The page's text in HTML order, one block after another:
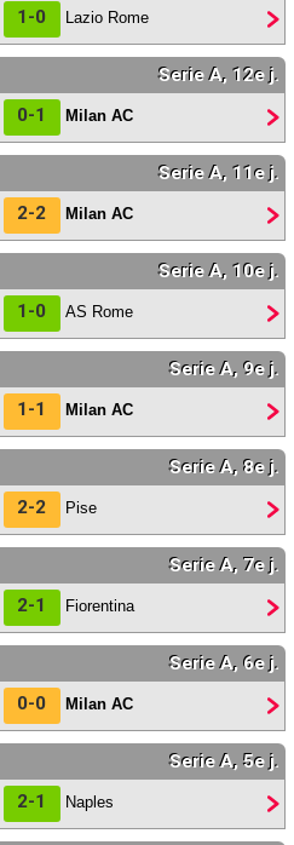
1-0 Lazio Rome
Serie A, 12e j.
0-1 Milan AC
Serie A, 11e j.
2-2 Milan AC
Serie A, 10e j.
1-0 AS Rome
Serie A, 9e j.
1-1 Milan AC
Serie A, 8e j.
2-2 Pise
Serie A, 7e j.
2-1 Fiorentina
Serie A, 6e j.
0-0 Milan AC
Serie A, 5e j.
2-1 Naples